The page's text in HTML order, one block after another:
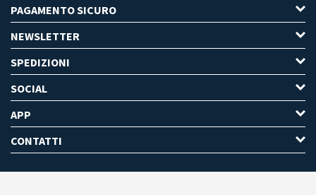
PAGAMENTO SICURO
NEWSLETTER
SPEDIZIONI
SOCIAL
APP
CONTATTI